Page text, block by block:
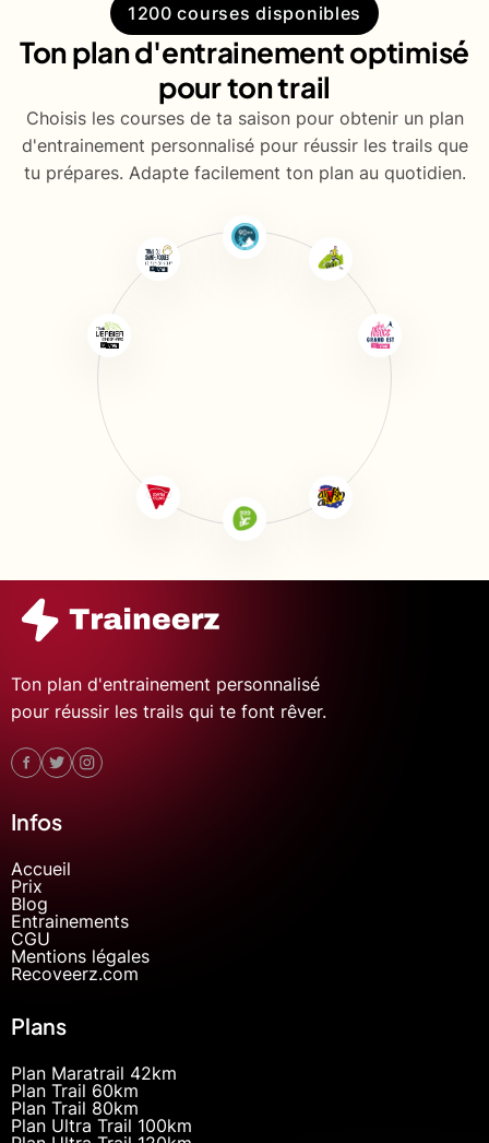
1200 courses disponibles
Ton plan d'entrainement optimisé
pour ton trail
Choisis les courses de ta saison pour obtenir un plan
d'entrainement personnalisé pour réussir les trails que
tu prépares. Adapte facilement ton plan au quotidien.
Ton plan d'entrainement personnalisé
pour réussir les trails qui te font rêver.
Infos
Accueil
Prix
Blog
Entrainements
CGU
Mentions légales
Recoveerz.com
Plans
Plan Maratrail 42km
Plan Trail 60km
Plan Trail 80km
Plan Ultra Trail 100km